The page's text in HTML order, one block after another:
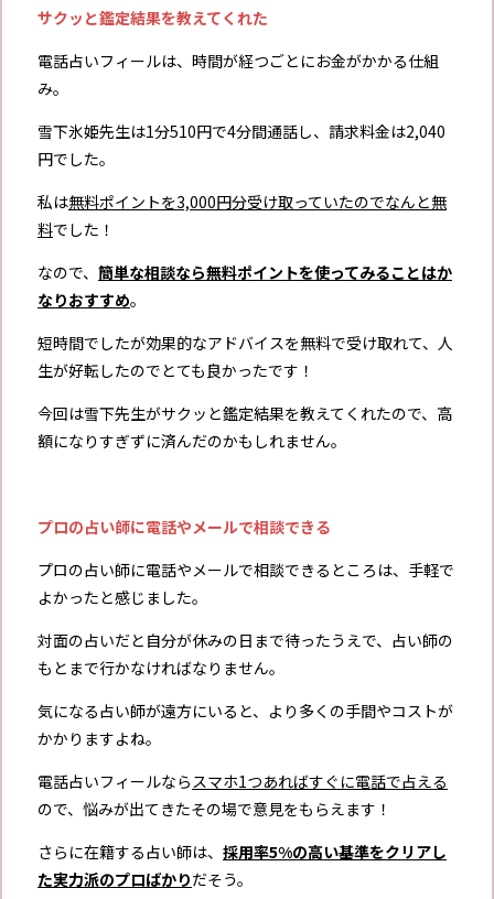
サクッと鑑定結果を教えてくれた
電話占いフィールは、時間が経つごとにお金がかかる仕組
み。
雪下氷姫先生は1分510円で4分間通話し、請求料金は2,040
円でした。
私は無料ポイントを3,000円分受け取っていたのでなんと無
料でした！
なので、 簡単な相談なら無料ポイントを使ってみることはか
なりおすすめ。
短時間でしたが効果的なアドバイスを無料で受け取れて、人
生が好転したのでとても良かったです！
今回は雪下先生がサクッと鑑定結果を教えてくれたので、高
額になりすぎずに済んだのかもしれません。
プロの占い師に電話やメールで相談できる
プロの占い師に電話やメールで相談できるところは、手軽で
よかったと感じました。
対面の占いだと自分が休みの日まで待ったうえで、占い師の
もとまで行かなければなりません。
気になる占い師が遠方にいると、より多くの手間やコストが
かかりますよね。
電話占いフィールならスマホ1つあればすぐに電話で占える
ので、悩みが出てきたその場で意見をもらえます！
さらに在籍する占い師は、 採用率5%の高い基準をクリアし
た実力派のプロばかりだそう。